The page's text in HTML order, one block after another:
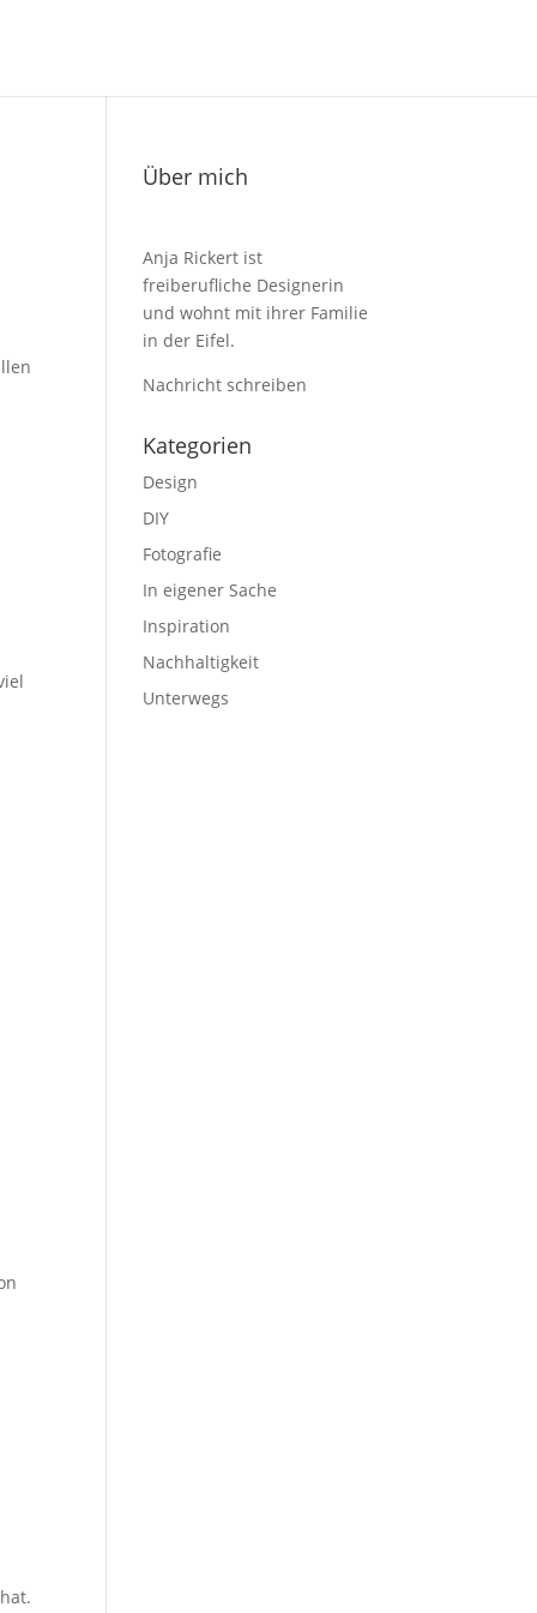
Über mich
Anja Rickert ist
freiberufliche Designerin
und wohnt mit ihrer Familie
in der Eifel.
Nachricht schreiben
Kategorien
Design
DIY
Fotografie
In eigener Sache
Inspiration
Nachhaltigkeit
Unterwegs